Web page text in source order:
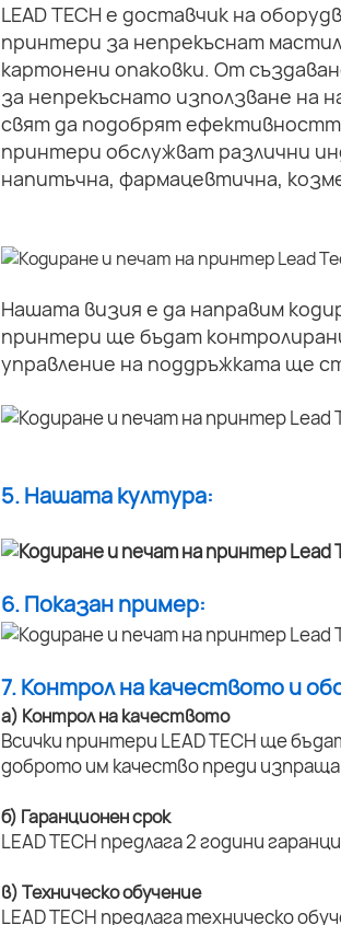
LEAD TECH е доставчик на
принтери за непрекъснат
картонени опаковки. От
за непрекъснато използване на
свят да подобрят
принтери обслужват различни
напитъчна, фармацевтична,
Нашата визия е да направим
принтери ще бъдат
управление на поддръжката ще
5. Нашата култура:
6. Показан пример:
7. Контрол на качеството и
а) Контрол на качеството
Всички принтери LEAD TECH ще
доброто им качество преди
б) Гаранционен срок
LEAD TECH предлага 2 години
в) Техническо обучение
LEAD TECH предлага техническо